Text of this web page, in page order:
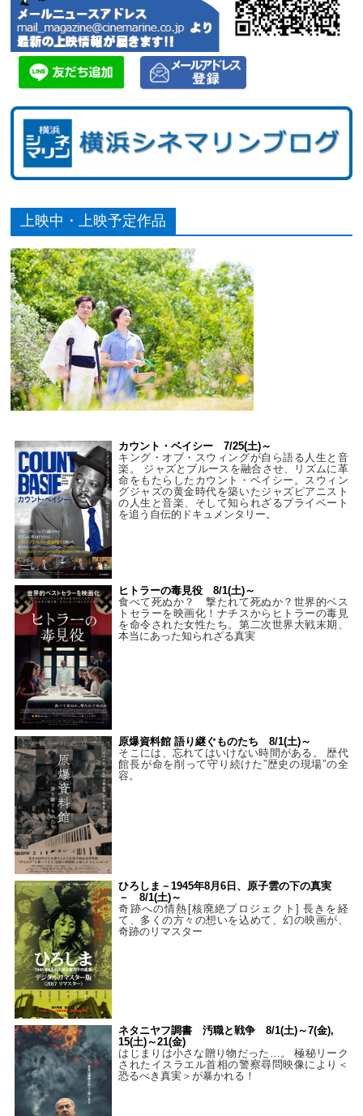
上映中・上映予定作品
カウント・ベイシー 7/25(土)～
キング・オブ・スウィングが自ら語る人生と音
楽。 ジャズとブルースを融合させ、リズムに革
命をもたらしたカウント・ベイシー。スウィン
グジャズの黄金時代を築いたジャズピアニスト
の人生と音楽、そして知られざるプライベート
を追う自伝的ドキュメンタリー。
ヒトラーの毒見役 8/1(土)～
食べて死ぬか？ 撃たれて死ぬか？世界的ベス
トセラーを映画化！ナチスからヒトラーの毒見
を命令された女性たち。第二次世界大戦末期、
本当にあった知られざる真実
原爆資料館 語り継ぐものたち 8/1(土)～
そこには、忘れてはいけない時間がある。 歴代
館長が命を削って守り続けた”歴史の現場”の全
容。
ひろしま－1945年8月6日、原子雲の下の真実
－ 8/1(土)～
奇跡への情熱[核廃絶プロジェクト] 長きを経
て、多くの方々の想いを込めて、幻の映画が、
奇跡のリマスター
ネタニヤフ調書 汚職と戦争 8/1(土)～7(金),
15(土)～21(金)
はじまりは小さな贈り物だった…。 極秘リーク
されたイスラエル首相の警察尋問映像により＜
恐るべき真実＞が暴かれる！